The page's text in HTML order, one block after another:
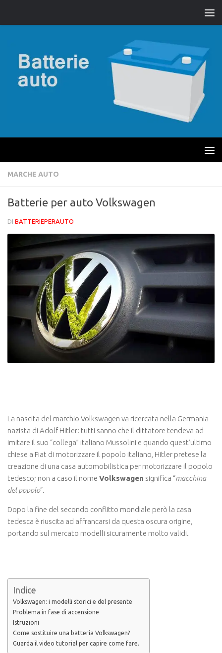
MARCHE AUTO
Batterie per auto Volkswagen
DI BATTERIEPERAUTO
La nascita del marchio Volkswagen va ricercata nella Germania
nazista di Adolf Hitler: tutti sanno che il dittatore tendeva ad
imitare il suo “collega” italiano Mussolini e quando quest’ultimo
chiese a Fiat di motorizzare il popolo italiano, Hitler pretese la
creazione di una casa automobilistica per motorizzare il popolo
tedesco; non a caso il nome Volkswagen significa “macchina
del popolo“.
Dopo la fine del secondo conflitto mondiale però la casa
tedesca è riuscita ad affrancarsi da questa oscura origine,
portando sul mercato modelli sicuramente molto validi.
Indice
Volkswagen: i modelli storici e del presente
Problema in fase di accensione
Istruzioni
Come sostituire una batteria Volkswagen?
Guarda il video tutorial per capire come fare.